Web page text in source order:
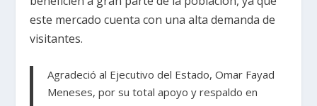
este mercado cuenta con una alta demanda de
visitantes.
Agradeció al Ejecutivo del Estado, Omar Fayad
Meneses, por su total apoyo y respaldo en